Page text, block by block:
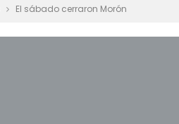
El sábado cerraron Morón